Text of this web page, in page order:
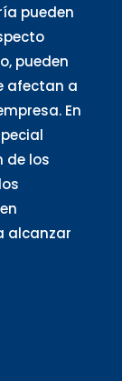
pueden
pueden
afectan a
En
de los
alcanzar